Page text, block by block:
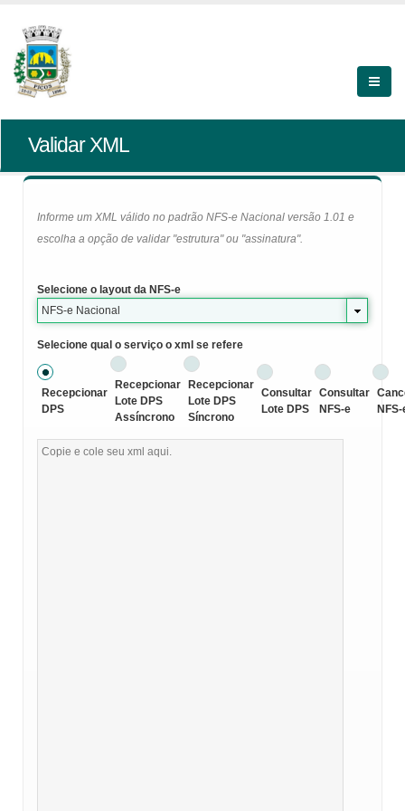
Validar XML
Informe um XML válido no padrão NFS-e Nacional versão 1.01 e
escolha a opção de validar "estrutura" ou "assinatura".
Selecione o layout da NFS-e
NFS-e Nacional
Selecione qual o serviço o xml se refere
Recepcionar
DPS
Recepcionar
Lote DPS
Assíncrono
Recepcionar
Lote DPS
Síncrono
Consultar
Lote DPS
Consultar
NFS-e
NFS-